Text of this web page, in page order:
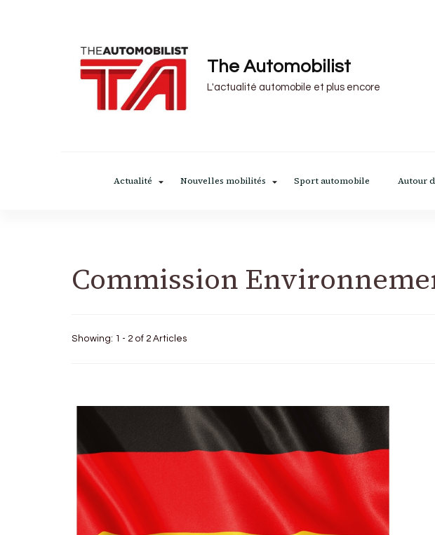
The Automobilist
L'actualité automobile et plus encore
Actualité Nouvelles mobilités Sport automobile Autour
Commission
Showing: 1 - 2 of 2 Articles